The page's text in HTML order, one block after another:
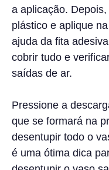
a aplicação.
plástico e aplique
ajuda da fita
cobrir tudo e
saídas de ar.
Pressione a
que se formará na
desentupir todo o
é uma ótima dica